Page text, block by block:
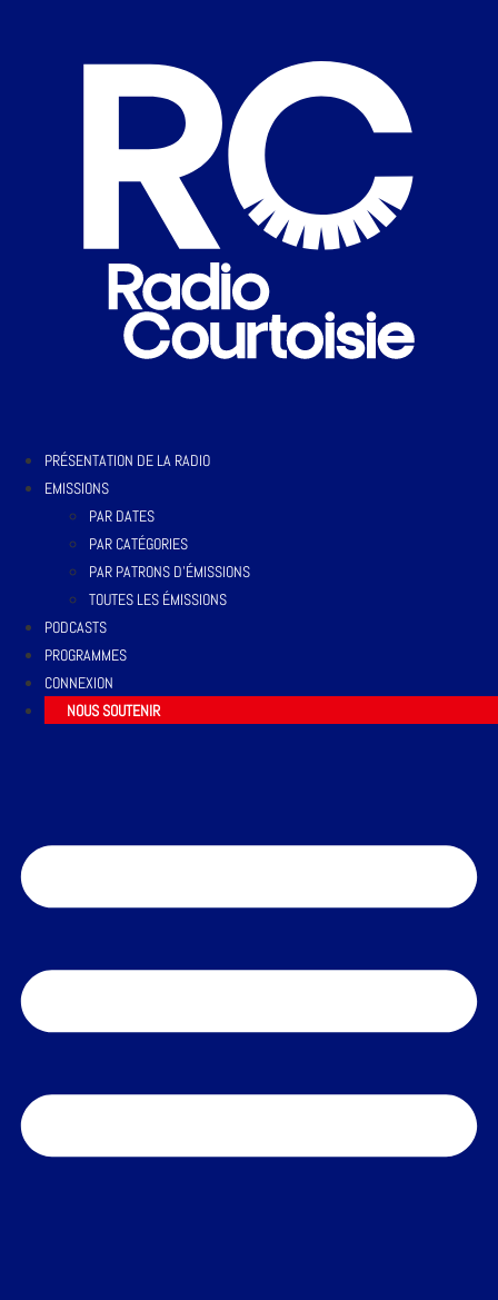
PRÉSENTATION DE LA RADIO
EMISSIONS
PAR DATES
PAR CATÉGORIES
PAR PATRONS D’ÉMISSIONS
TOUTES LES ÉMISSIONS
PODCASTS
PROGRAMMES
CONNEXION
NOUS SOUTENIR